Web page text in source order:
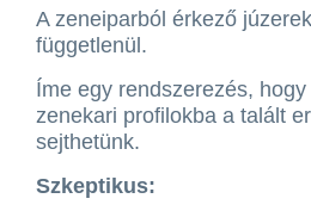
A zeneiparból érkező
függetlenül.
Íme egy rendszerezés,
zenekari profilokba a talált
sejthetünk.
Szkeptikus: